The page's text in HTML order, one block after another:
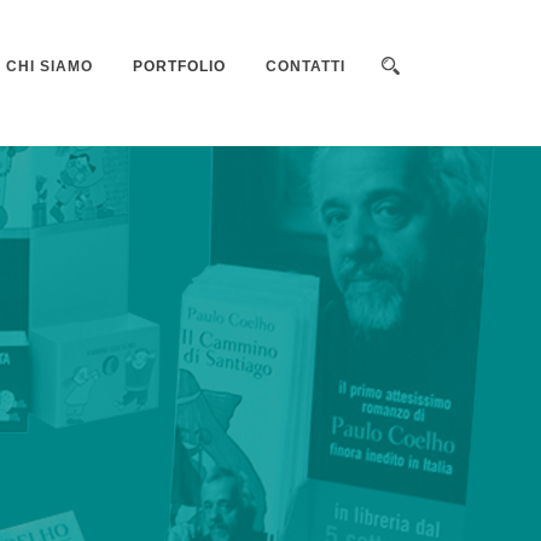
CHI SIAMO PORTFOLIO CONTATTI